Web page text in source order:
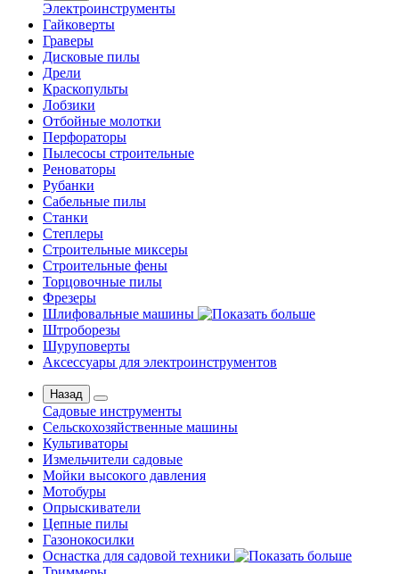
Электроинструменты
Гайковерты
Граверы
Дисковые пилы
Дрели
Краскопульты
Лобзики
Отбойные молотки
Перфораторы
Пылесосы строительные
Реноваторы
Рубанки
Сабельные пилы
Станки
Степлеры
Строительные миксеры
Строительные фены
Торцовочные пилы
Фрезеры
Шлифовальные машины
Штроборезы
Шуруповерты
Аксессуары для электроинструментов
Назад
Садовые инструменты
Сельскохозяйственные машины
Культиваторы
Измельчители садовые
Мойки высокого давления
Мотобуры
Опрыскиватели
Цепные пилы
Газонокосилки
Оснастка для садовой техники